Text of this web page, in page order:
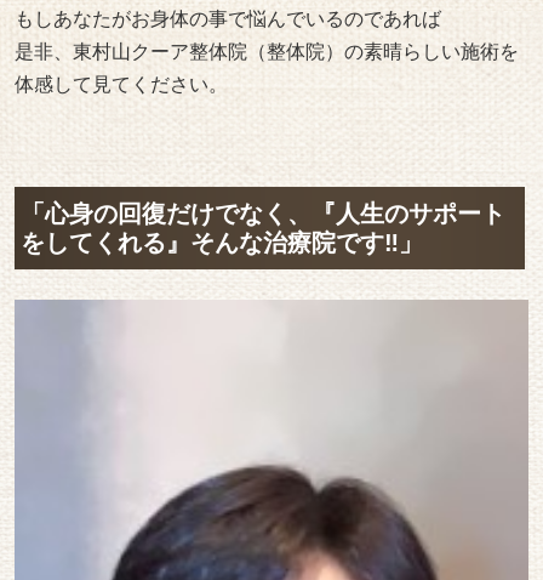
もしあなたがお身体の事で悩んでいるのであれば
是非、東村山クーア整体院（整体院）の素晴らしい施術を
体感して見てください。
「心身の回復だけでなく、『人生のサポート
をしてくれる』そんな治療院です‼︎」